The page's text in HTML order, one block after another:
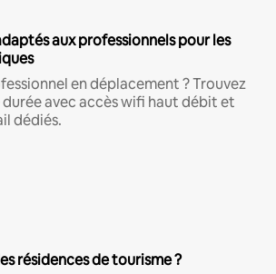
aux professionnels pour les
en déplacement ? Trouvez
durée avec accès wifi haut débit et
dédiés.
résidences de tourisme ?